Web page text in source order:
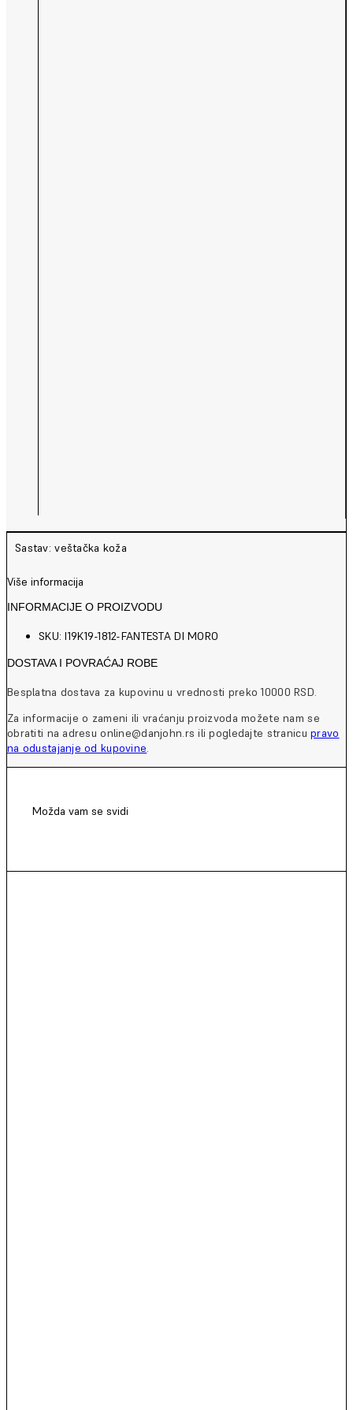
Sastav: veštačka koža
Više informacija
INFORMACIJE O PROIZVODU
SKU: I19K19-1812-FANTESTA DI MORO
DOSTAVA I POVRAĆAJ ROBE
Besplatna dostava za kupovinu u vrednosti preko 10000 RSD.
Za informacije o zameni ili vraćanju proizvoda možete nam se
obratiti na adresu online@danjohn.rs ili pogledajte stranicupravo
na odustajanje od kupovine.
Možda vam se svidi